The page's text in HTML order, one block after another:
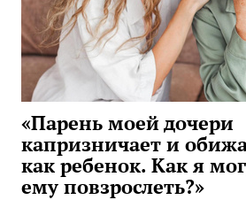
«Парень моей дочери
капризничает и
как ребенок. Как я
ему повзрослеть?»